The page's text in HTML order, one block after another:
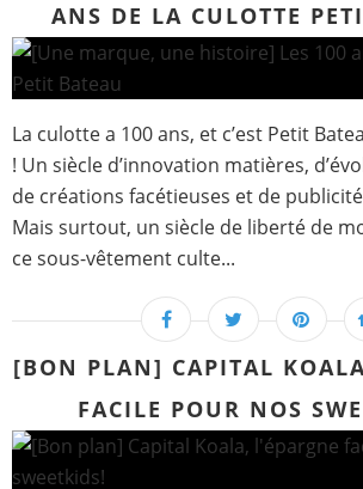
ANS DE LA CULOTTE
La culotte a 100 ans, et c’est Petit
! Un siècle d’innovation matières,
de créations facétieuses et de
Mais surtout, un siècle de liberté de
ce sous-vêtement culte...
[BON PLAN] CAPITAL
FACILE POUR NOS